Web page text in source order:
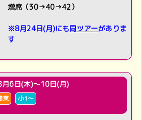
増席（30→40→42）
※8月24日(月)にも同ツアーがありま
す
6日(木)～10日(月)
東 小1～